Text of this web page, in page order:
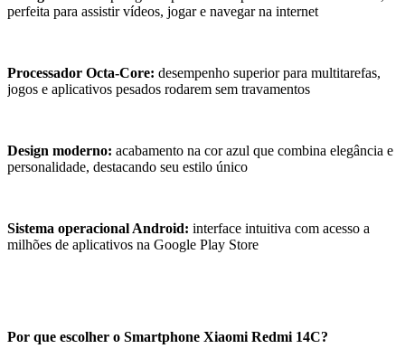
perfeita para assistir vídeos, jogar e navegar na internet
Processador Octa-Core: desempenho superior para multitarefas,
jogos e aplicativos pesados rodarem sem travamentos
Design moderno: acabamento na cor azul que combina elegância e
personalidade, destacando seu estilo único
Sistema operacional Android: interface intuitiva com acesso a
milhões de aplicativos na Google Play Store
Por que escolher o Smartphone Xiaomi Redmi 14C?